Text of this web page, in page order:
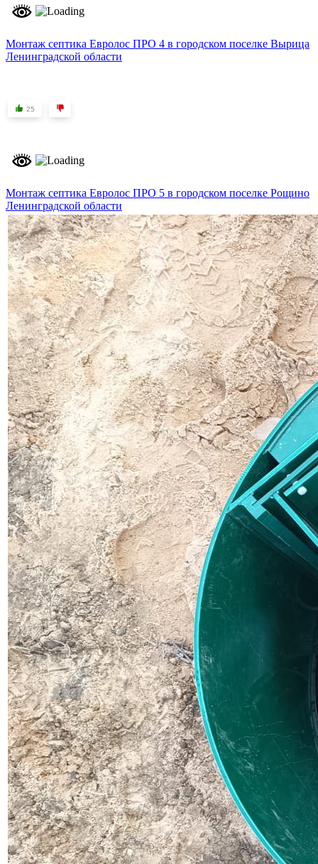
Монтаж септика Евролос ПРО 4 в городском поселке Вырица
Ленинградской области
25
Монтаж септика Евролос ПРО 5 в городском поселке Рощино
Ленинградской области